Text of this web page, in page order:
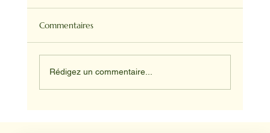
Commentaires
Rédigez un commentaire...